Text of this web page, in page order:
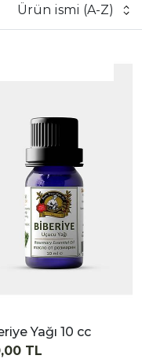
Ürün ismi (A-Z)
Yağı 10 cc
TL